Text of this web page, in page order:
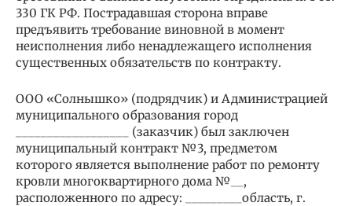
330 ГК РФ. Пострадавшая сторона вправе
предъявить требование виновной в момент
неисполнения либо ненадлежащего исполнения
существенных обязательств по контракту.
ООО «Солнышко» (подрядчик) и Администрацией
муниципального образования город
__________________ (заказчик) был заключен
муниципальный контракт №3, предметом
которого является выполнение работ по ремонту
кровли многоквартирного дома №__,
расположенного по адресу: _________область, г.